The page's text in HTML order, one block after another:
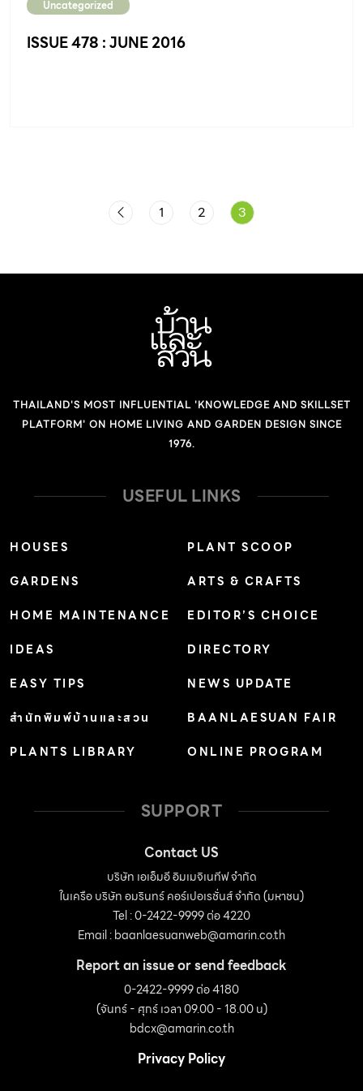
Uncategorized
ISSUE 478 : JUNE 2016
1 2 3
THAILAND'S MOST INFLUENTIAL 'KNOWLEDGE AND SKILLSET
PLATFORM' ON HOME LIVING AND GARDEN DESIGN SINCE
1976.
USEFUL LINKS
HOUSES
GARDENS
HOME MAINTENANCE
IDEAS
EASY TIPS
สำนักพิมพ์บ้านและสวน
PLANTS LIBRARY
PLANT SCOOP
ARTS & CRAFTS
EDITOR’S CHOICE
DIRECTORY
NEWS UPDATE
BAANLAESUAN FAIR
ONLINE PROGRAM
SUPPORT
Contact US
บริษัท เอเอ็มอี อิมเมจิเนทีฟ จำกัด
ในเครือ บริษัท อมรินทร์ คอร์เปอเรชั่นส์ จำกัด (มหาชน)
Tel : 0-2422-9999 ต่อ 4220
Email :baanlaesuanweb@amarin.co.th
Report an issue or send feedback
0-2422-9999 ต่อ 4180
(จันทร์ - ศุกร์ เวลา 09.00 - 18.00 น)
bdcx@amarin.co.th
Privacy Policy